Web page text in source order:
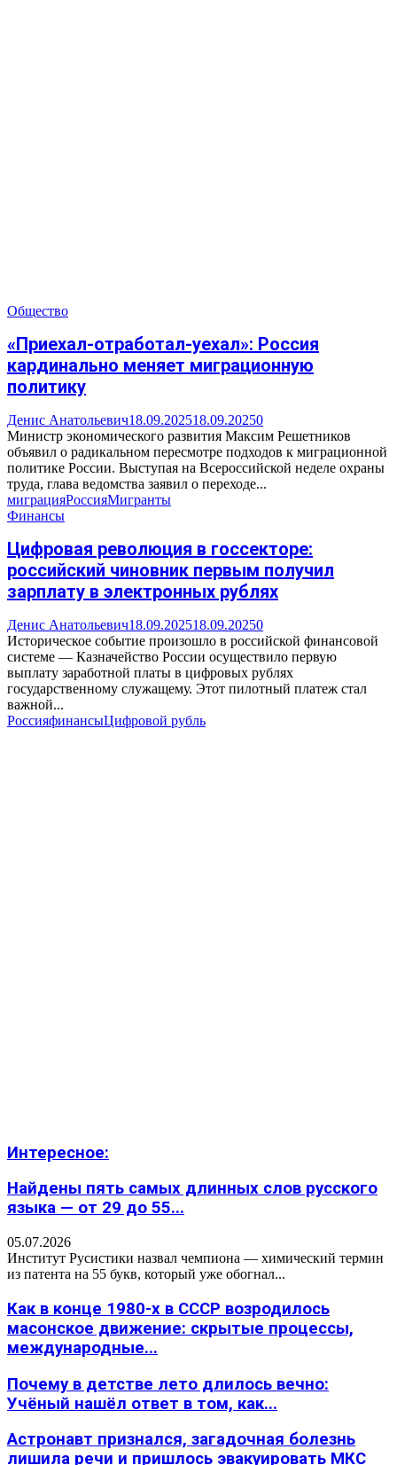
Общество
«Приехал-отработал-уехал»: Россия
кардинально меняет миграционную
политику
Денис Анатольевич18.09.202518.09.20250
Министр экономического развития Максим Решетников
объявил о радикальном пересмотре подходов к миграционной
политике России. Выступая на Всероссийской неделе охраны
труда, глава ведомства заявил о переходе...
миграцияРоссияМигранты
Финансы
Цифровая революция в госсекторе:
российский чиновник первым получил
зарплату в электронных рублях
Денис Анатольевич18.09.202518.09.20250
Историческое событие произошло в российской финансовой
системе — Казначейство России осуществило первую
выплату заработной платы в цифровых рублях
государственному служащему. Этот пилотный платеж стал
важной...
РоссияфинансыЦифровой рубль
Интересное:
Найдены пять самых длинных слов русского
языка — от 29 до 55...
05.07.2026
Институт Русистики назвал чемпиона — химический термин
из патента на 55 букв, который уже обогнал...
Как в конце 1980-х в СССР возродилось
масонское движение: скрытые процессы,
международные...
Почему в детстве лето длилось вечно:
Учёный нашёл ответ в том, как...
Астронавт признался, загадочная болезнь
лишила речи и пришлось эвакуировать МКС